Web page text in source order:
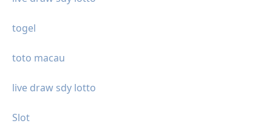
togel
toto macau
live draw sdy lotto
Slot